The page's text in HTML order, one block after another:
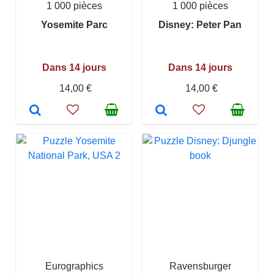
1 000 pièces
Yosemite Parc
Dans 14 jours
14,00 €
1 000 pièces
Disney: Peter Pan
Dans 14 jours
14,00 €
Eurographics
Ravensburger